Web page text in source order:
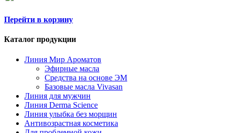
Перейти в корзину
Каталог продукции
Линия Мир Ароматов
Эфирные масла
Средства на основе ЭМ
Базовые масла Vivasan
Линия для мужчин
Линия Derma Science
Линия улыбка без морщин
Антивозрастная косметика